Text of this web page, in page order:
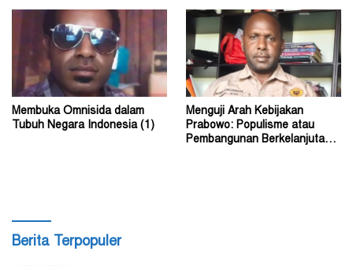
Membuka Omnisida dalam
Tubuh Negara Indonesia (1)
Menguji Arah Kebijakan
Prabowo: Populisme atau
Pembangunan Berkelanjutan?
Berita Terpopuler